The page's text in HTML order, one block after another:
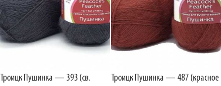
Троицк Пушинка — 393 (св.
Троицк Пушинка — 487 (красное